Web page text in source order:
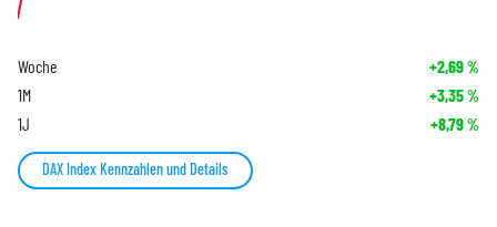
Woche +2,69%
1M +3,35%
1J +8,79%
DAX Index Kennzahlen und Details